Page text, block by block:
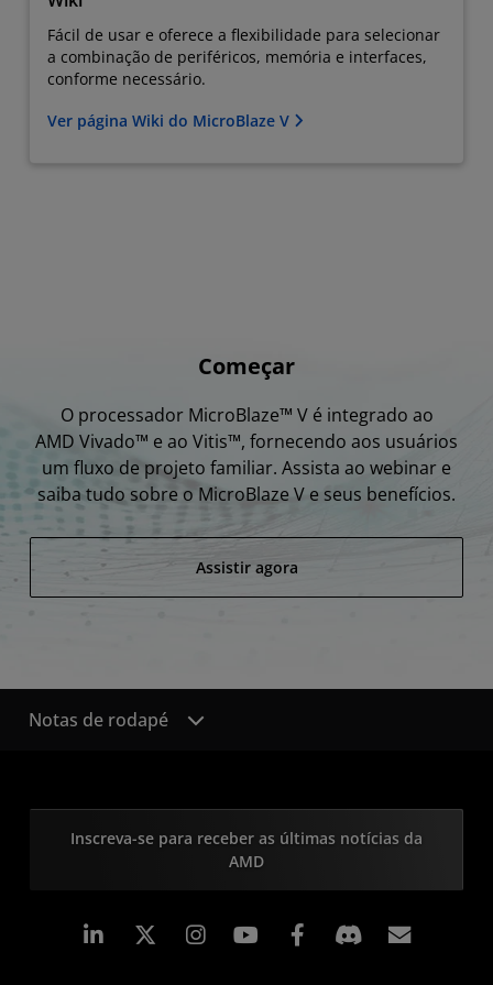
Fácil de usar e oferece a flexibilidade para selecionar
a combinação de periféricos, memória e interfaces,
conforme necessário.
Ver página Wiki do MicroBlaze V
Começar
O processador MicroBlaze™ V é integrado ao
AMD Vivado™ e ao Vitis™, fornecendo aos usuários
um fluxo de projeto familiar. Assista ao webinar e
saiba tudo sobre o MicroBlaze V e seus benefícios.
Assistir agora
Notas de rodapé
Inscreva-se para receber as últimas notícias da
AMD
Linkedin Instagram Facebook